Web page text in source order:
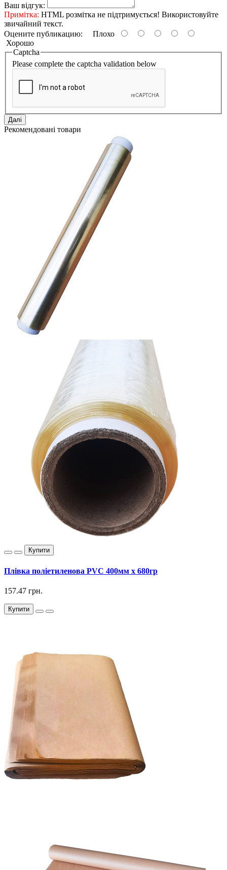
Ваш відгук:
Примітка: HTML розмітка не підтримується! Використовуйте
звичайний текст.
Оцените публикацию:
Плохо
Хорошо
Captcha
Please complete the captcha validation below
Далі
Рекомендовані товари
Купити
Плівка поліетиленова PVC 400мм х 680гр
157.47 грн.
Купити